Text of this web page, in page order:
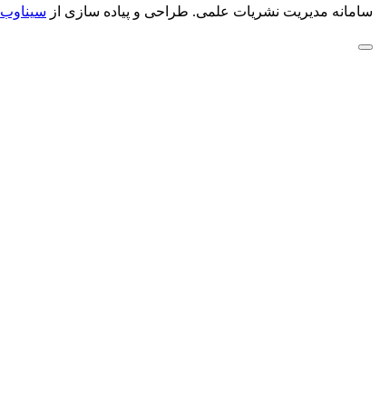
سامانه مدیریت نشریات علمی. طراحی و پیاده سازی از سیناوب